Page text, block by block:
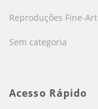
Reproduções Fine-Art
Sem categoria
Acesso Rápido